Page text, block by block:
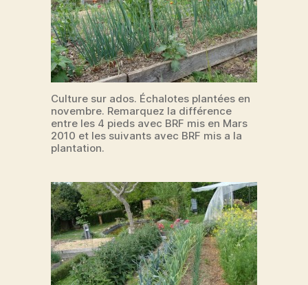
Culture sur ados. Échalotes plantées en
novembre. Remarquez la différence
entre les 4 pieds avec BRF mis en Mars
2010 et les suivants avec BRF mis a la
plantation.